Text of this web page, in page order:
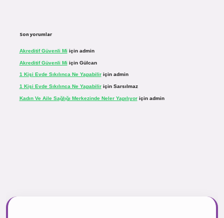
Son yorumlar
Akreditif Güvenli Mi için admin
Akreditif Güvenli Mi için Gülcan
1 Kişi Evde Sıkılınca Ne Yapabiliriçin admin
1 Kişi Evde Sıkılınca Ne Yapabiliriçin Sarsılmaz
Kadın Ve Aile Sağlığı Merkezinde Neler Yapılıyoriçin admin